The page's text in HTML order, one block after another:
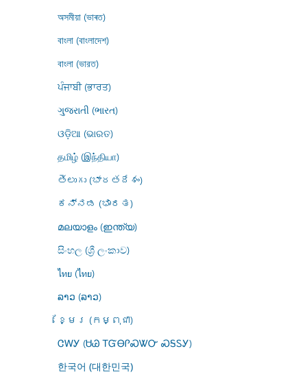
অসমীয়া (ভাৰত)
বাংলা (বাংলাদেশ)
বাংলা (ভারত)
ਪੰਜਾਬੀ (ਭਾਰਤ)
ગુજરાતી (ભારત)
ଓଡ଼ିଆ (ଭାରତ)
தமிழ் (இந்தியா)
తెలుగు (భారతదేశం)
ಕನ್ನಡ (ಭಾರತ)
മലയാളം (ഇന്ത്യ)
සිංහල (ශ්‍රී ලංකාව)
ไทย (ไทย)
ລາວ (ລາວ)
ខ្មែរ (កម្ពុជា)
ᏣᎳᎩ (ᏌᏊ ᎢᏳᎾᎵᏍᏔᏅ ᏍᎦᏚᎩ)
한국어 (대한민국)